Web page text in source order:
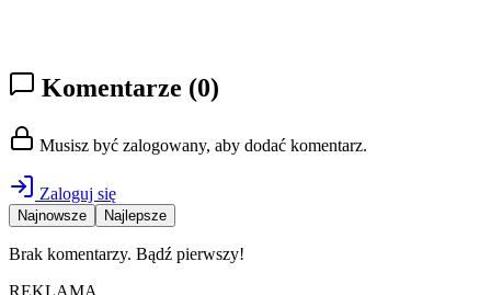
Komentarze (0)
Musisz być zalogowany, aby dodać komentarz.
Zaloguj się
Najnowsze Najlepsze
Brak komentarzy. Bądź pierwszy!
REKLAMA